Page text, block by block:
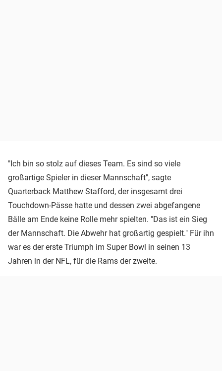
"Ich bin so stolz auf dieses Team. Es sind so viele
großartige Spieler in dieser Mannschaft", sagte
Quarterback Matthew Stafford, der insgesamt drei
Touchdown-Pässe hatte und dessen zwei abgefangene
Bälle am Ende keine Rolle mehr spielten. "Das ist ein Sieg
der Mannschaft. Die Abwehr hat großartig gespielt." Für ihn
war es der erste Triumph im Super Bowl in seinen 13
Jahren in der NFL, für die Rams der zweite.